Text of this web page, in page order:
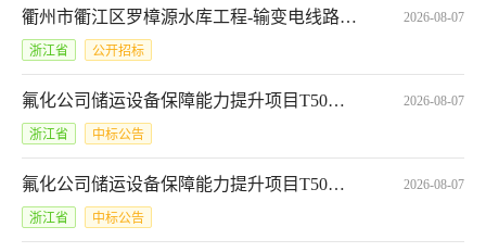
衢州市衢江区罗樟源水库工程-输变电线路改复建工程-上马凉亭安置点施工澄清公告 2026-08-07
浙江省 公开招标
氟化公司储运设备保障能力提升项目T50罐式集装箱一批包2出口用T50罐式集装箱一批中标候选人公示 2026-08-07
浙江省 中标公告
氟化公司储运设备保障能力提升项目T50罐式集装箱一批包1国内用T50罐式集装箱一批中标候选人公示 2026-08-07
浙江省 中标公告